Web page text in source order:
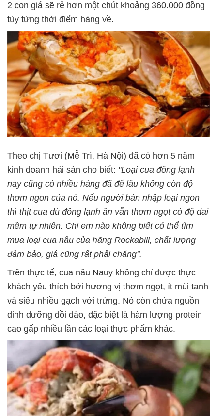
2 con giá sẽ rẻ hơn một chút khoảng 360.000 đồng
tùy từng thời điểm hàng về.
Theo chị Tươi (Mễ Trì, Hà Nội) đã có hơn 5 năm
kinh doanh hải sản cho biết: "Loại cua đông lạnh
này cũng có nhiều hàng đã để lâu không còn độ
thơm ngon của nó. Nếu người bán nhập loại ngon
thì thịt cua dù đông lạnh ăn vẫn thơm ngọt có độ dai
mềm tự nhiên. Chị em nào không biết có thể tìm
mua loại cua nâu của hãng Rockabill, chất lượng
đảm bảo, giá cũng rất phải chăng".
Trên thực tế, cua nâu Nauy không chỉ được thực
khách yêu thích bởi hương vị thơm ngọt, ít mùi tanh
và siêu nhiều gạch với trứng. Nó còn chứa nguồn
dinh dưỡng dồi dào, đặc biệt là hàm lượng protein
cao gấp nhiều lần các loại thực phẩm khác.